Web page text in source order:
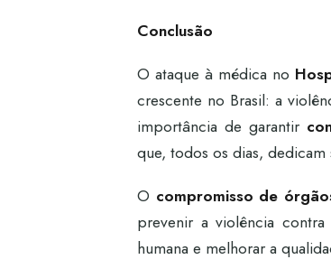
Conclusão
O ataque à médica no
crescente no Brasil: a
importância de garantir
que, todos os dias,
O compromisso de
prevenir a violência
humana e melhorar a